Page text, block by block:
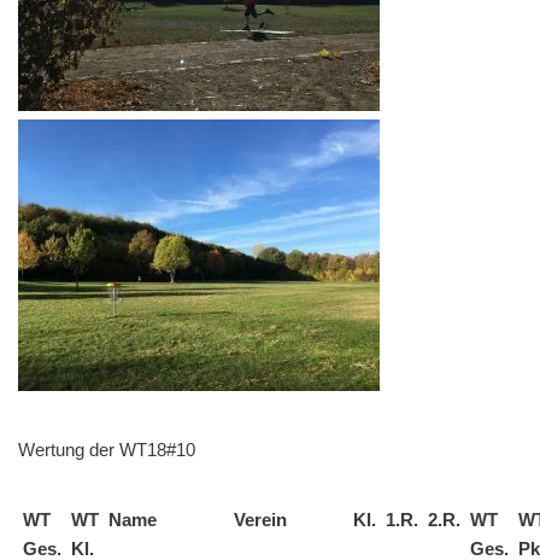
Wertung der WT18#10
WT
Ges.
WT
Kl.
Name Verein Kl. 1.R. 2.R. WT
Ges.